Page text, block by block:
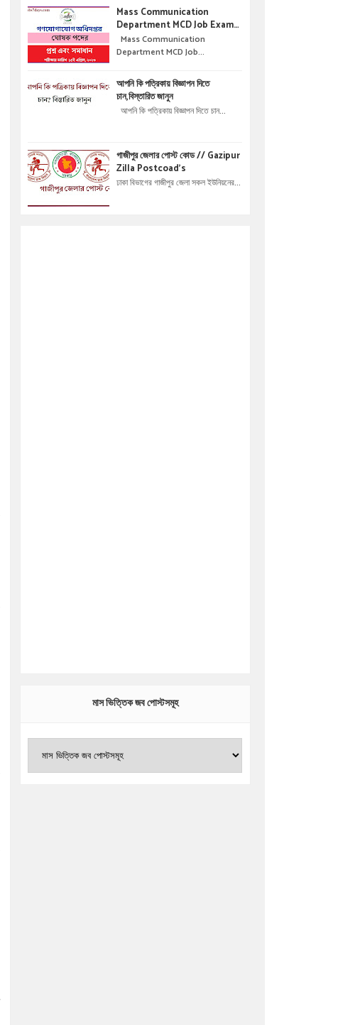
Mass Communication
Department MCD Job Exam
Question & solution //
গণযোগাযোগ অধিদপ্তরে নিয়োগ পরীক্ষার
Mass Communication
Department MCD Job...
আপনি কি পত্রিকায় বিজ্ঞাপন দিতে
চান,বিস্তারিত জানুন
আপনি কি পত্রিকায় বিজ্ঞাপন দিতে চান...
গাজীপুর জেলার পোস্ট কোড // Gazipur
Zilla Postcoad's
ঢাকা বিভাগের গাজীপুর জেলা সকল ইউনিয়নের...
মাস ভিত্তিক জব পোস্টসমূহ